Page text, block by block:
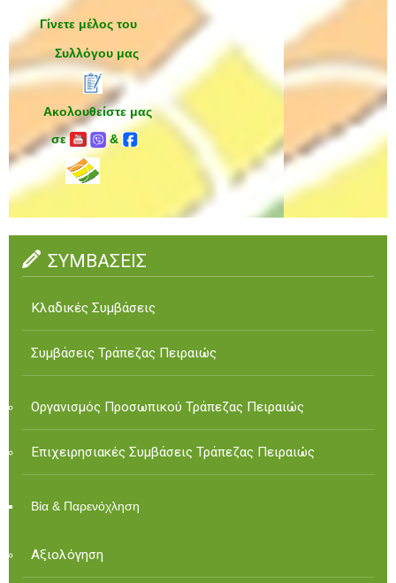
Γίνετε μέλος του
Συλλόγου μας
Ακολουθείστε μας
σε
&
ΣΥΜΒΑΣΕΙΣ
Κλαδικές Συμβάσεις
Συμβάσεις Τράπεζας Πειραιώς
Οργανισμός Προσωπικού Τράπεζας Πειραιώς
Επιχειρησιακές Συμβάσεις Τράπεζας Πειραιώς
Βία & Παρενόχληση
Αξιολόγηση